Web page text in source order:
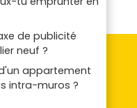
de publicité
neuf ?
appartement
intra-muros ?